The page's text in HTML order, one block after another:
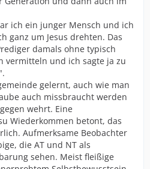
ich ein junger Mensch und ich
ganz um Jesus drehten. Das
damals ohne typisch
vermitteln und ich sagte ja zu
gelernt, auch wie man
auch missbraucht werden
wehrt. Eine
Wiederkommen betont, das
Aufmerksame Beobachter
die AT und NT als
sehen. Meist fleißige